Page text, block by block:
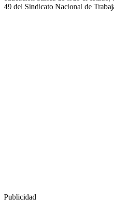
49 del Sindicato Nacional de
Publicidad